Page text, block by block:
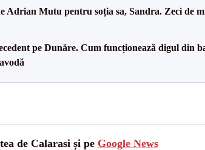
Adrian Mutu pentru soția sa, Sandra. Zeci de
pe Dunăre. Cum funcționează digul din
de Calarasi și pe Google News